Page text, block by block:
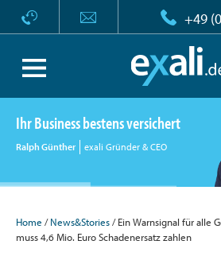
+49
Ihr Business bestens versichert
Ralph Günther exali Gründer & CEO
Home /News&Stories/ Ein Warnsignal für alle
muss 4,6 Mio. Euro Schadenersatz zahlen